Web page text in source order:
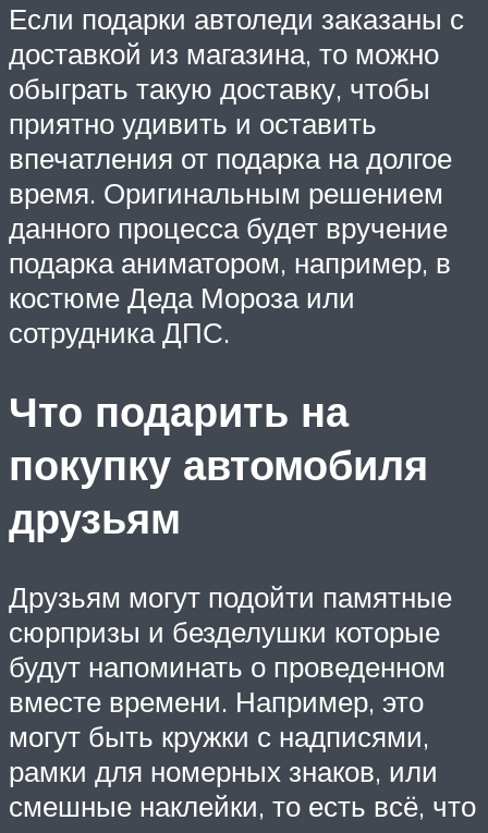
Если подарки автоледи заказаны с
доставкой из магазина, то можно
обыграть такую доставку, чтобы
приятно удивить и оставить
впечатления от подарка на долгое
время. Оригинальным решением
данного процесса будет вручение
подарка аниматором, например, в
костюме Деда Мороза или
сотрудника ДПС.
Что подарить на
покупку автомобиля
друзьям
Друзьям могут подойти памятные
сюрпризы и безделушки которые
будут напоминать о проведенном
вместе времени. Например, это
могут быть кружки с надписями,
рамки для номерных знаков, или
смешные наклейки, то есть всё, что